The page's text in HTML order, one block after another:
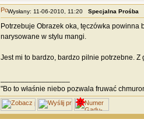
Wysłany: 11-06-2010, 11:20 Specjalna Prośba
Potrzebuje Obrazek oka, tęczówka powinna
narysowane w stylu mangi.
Jest mi to bardzo, bardzo pilnie potrzebne. Z
"Bo to właśnie niebo pozwala fruwać